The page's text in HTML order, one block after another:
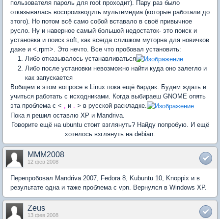
пользователя пароль для root проходит). Пару раз было
отказывалась воспроизводить мультимедиа (которые работали до
этого). Но потом всё само собой вставало в своё привычное
русло. Ну и наверное самый большой недостаток- это поиск и
установка и поиск soft, как всегда слишком муторна для новичков
даже и <.rpm>. Это нечто. Все что пробовал установить:
Либо отказывалось устанавливаться
Либо после установки невозможно найти куда оно залегло и
как запускается
Вобщем в этом вопросе в Linux пока ещё бардак. Будем ждать и
учиться работать с исходниками. Когда выбираеш GNOME опять
эта проблема с < , и . > в русской раскладке.
Пока я решил оставлю XP и Mandriva.
Говорите ещё на ubuntu стоит взглянуть? Найду попробую. И ещё
хотелось взглянуть на debian.
MMM2008
12 фев 2008
Перепробовал Mandriva 2007, Fedora 8, Kubuntu 10, Knoppix и в
результате одна и таже проблема с vpn. Вернулся в Windows XP.
Zeus
13 фев 2008